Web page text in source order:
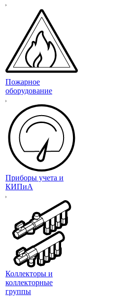
Пожарное
оборудование
Приборы учета и
КИПиА
Коллекторы и
коллекторные
группы